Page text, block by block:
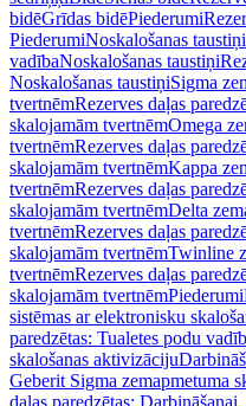
bidēGrīdas bidēPiederumi
PiederumiNoskalošanas
vadībaNoskalošanas taustiņi
Noskalošanas taustiņiSigma
tvertnēmRezerves daļas
skalojamām tvertnēmOmega
tvertnēmRezerves daļas
skalojamām tvertnēmKappa
tvertnēmRezerves daļas
skalojamām tvertnēmDelta
tvertnēmRezerves daļas
skalojamām tvertnēmTwinline
tvertnēmRezerves daļas
skalojamām tvertnēmPiederumi
sistēmas ar elektronisku
paredzētas: Tualetes podu
skalošanas aktivizāciju
Geberit Sigma zemapmetuma
daļas paredzētas: